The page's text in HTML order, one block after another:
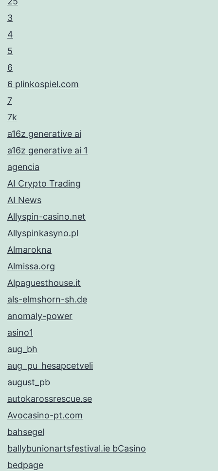
3
4
5
6
6 plinkospiel.com
7
7k
a16z generative ai
a16z generative ai 1
agencia
AI Crypto Trading
AI News
Allyspin-casino.net
Allyspinkasyno.pl
Almarokna
Almissa.org
Alpaguesthouse.it
als-elmshorn-sh.de
anomaly-power
asino1
aug_bh
aug_pu_hesapcetveli
august_pb
autokarossrescue.se
Avocasino-pt.com
bahsegel
ballybunionartsfestival.ie bCasino
bedpage